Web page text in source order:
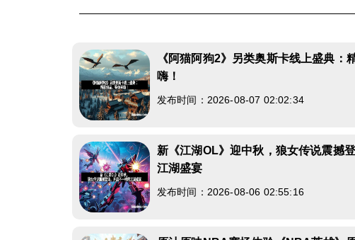
《阿猫阿狗2》另类奥斯卡线上盛典：
嗨！
发布时间：2026-08-07 02:02:34
新《江湖OL》迎中秋，狼女传说震撼
江湖盛宴
发布时间：2026-08-06 02:55:16